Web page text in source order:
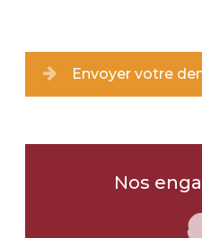
MARBRE
PIERRE
Envoyer votre
Nos